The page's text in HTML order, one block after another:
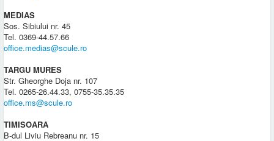
MEDIAS
Sos. Sibiului nr. 45
Tel. 0369-44.57.66
office.medias@scule.ro
TARGU MURES
Str. Gheorghe Doja nr. 107
Tel. 0265-26.44.33, 0755-35.35.35
office.ms@scule.ro
TIMISOARA
B-dul Liviu Rebreanu nr. 15